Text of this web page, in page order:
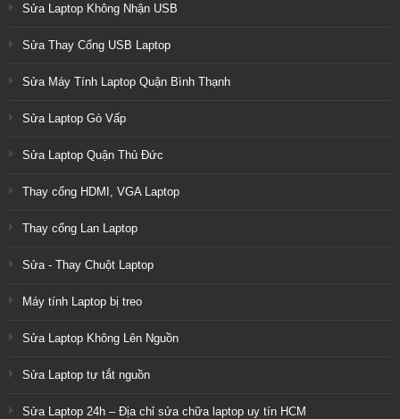
Sửa Laptop Không Nhận USB
Sửa Thay Cổng USB Laptop
Sửa Máy Tính Laptop Quận Bình Thạnh
Sửa Laptop Gò Vấp
Sửa Laptop Quận Thủ Đức
Thay cổng HDMI, VGA Laptop
Thay cổng Lan Laptop
Sửa - Thay Chuột Laptop
Máy tính Laptop bị treo
Sửa Laptop Không Lên Nguồn
Sửa Laptop tự tắt nguồn
Sửa Laptop 24h – Địa chỉ sửa chữa laptop uy tín HCM